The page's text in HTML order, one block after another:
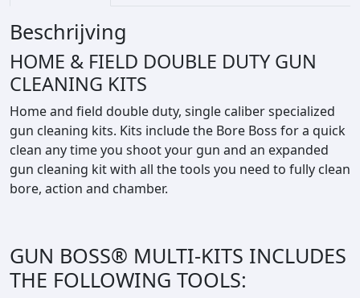
2
9
5
B
o
s
s
u
l
t
i
-
t
a
Beschrijving
HOME & FIELD DOUBLE DUTY GUN
CLEANING KITS
Home and field double duty, single caliber specialized
gun cleaning kits. Kits include the Bore Boss for a quick
clean any time you shoot your gun and an expanded
gun cleaning kit with all the tools you need to fully clean
bore, action and chamber.
GUN BOSS® MULTI-KITS INCLUDES
THE FOLLOWING TOOLS: